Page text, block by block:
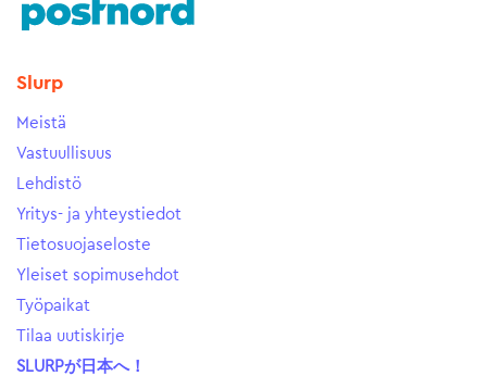
Slurp
Meistä
Vastuullisuus
Lehdistö
Yritys- ja yhteystiedot
Tietosuojaseloste
Yleiset sopimusehdot
Työpaikat
Tilaa uutiskirje
SLURPが日本へ！